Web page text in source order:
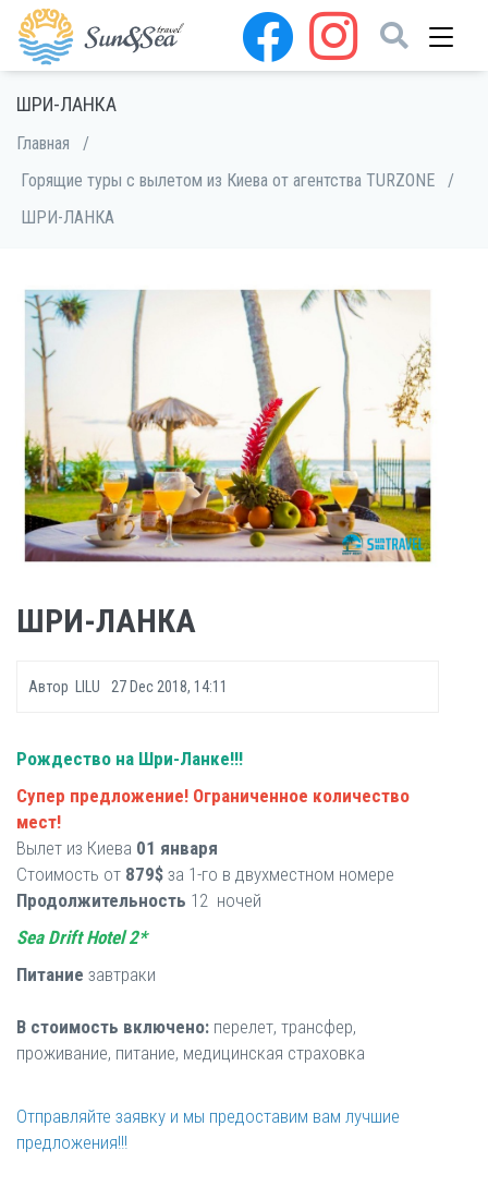
ШРИ-ЛАНКА
Главная
/
Горящие туры с вылетом из Киева от агентства TURZONE
/
ШРИ-ЛАНКА
ШРИ-ЛАНКА
Автор LILU 27 Dec 2018, 14:11
Рождество на Шри-Ланке!!!
Супер предложение! Ограниченное количество
мест!
Вылет из Киева 01 января
Стоимость от 879$ за 1-го в двухместном номере
Продолжительность 12 ночей
Sea Drift Hotel 2*
Питание завтраки
В стоимость включено: перелет, трансфер,
проживание, питание, медицинская страховка
Отправляйте заявку и мы предоставим вам лучшие
предложения!!!